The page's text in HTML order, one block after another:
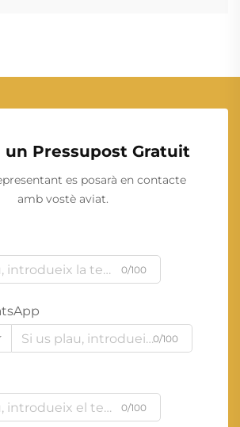
un Pressupost Gratuit
es posarà en contacte
amb vostè aviat.
0/100
0/100
0/100